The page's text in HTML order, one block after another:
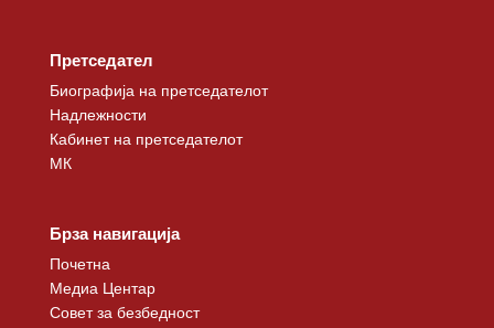
Претседател
Биографија на претседателот
Надлежности
Кабинет на претседателот
МК
Брза навигација
Почетна
Медиа Центар
Совет за безбедност